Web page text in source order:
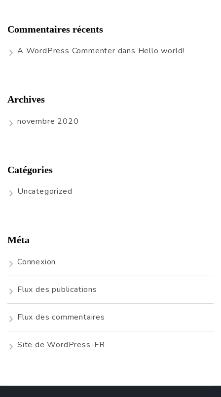
Commentaires récents
A WordPress Commenter dans Hello world!
Archives
novembre 2020
Catégories
Uncategorized
Méta
Connexion
Flux des publications
Flux des commentaires
Site de WordPress-FR